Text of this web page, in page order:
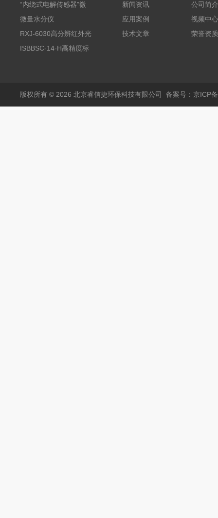
“内绕式电解传感器”微
量水分析仪
微量水分仪
RXJ-6030高分辨红外光
谱气体纯度分析仪
ISBBSC-14-H高精度标
新闻资讯
应用案例
技术文章
公司简介
视频中心
荣誉资质
版权所有 © 2026 北京睿信捷环保科技有限公司 备案号：京ICP